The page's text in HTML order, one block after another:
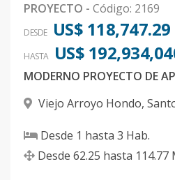
PROYECTO - Código: 2169
DESDE US$ 118,747.29
HASTA US$
Viejo Arroyo Hondo,
Desde 1 hasta 3 Hab.
Desde 62.25 hasta 114.77